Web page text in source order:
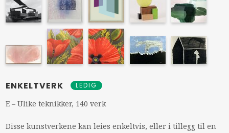
ENKELTVERK LEDIG
E – Ulike teknikker, 140 verk
Disse kunstverkene kan leies enkeltvis, eller i tillegg til en